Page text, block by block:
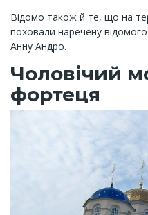
Відомо також й те, що на
поховали наречену
Анну Андро.
Чоловічий
фортеця